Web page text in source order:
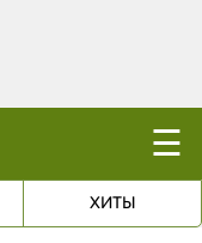
☰
ХИТЫ